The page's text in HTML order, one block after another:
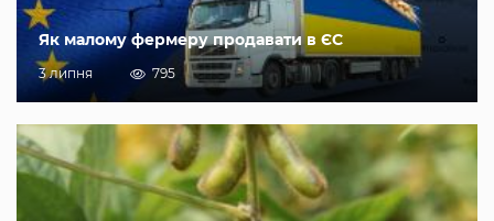
Як малому фермеру продавати в ЄС
3 липня 795